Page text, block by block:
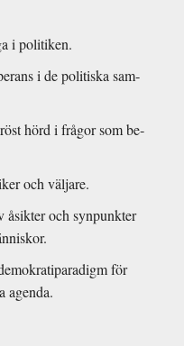
i poli­tiken.
i de poli­tiska sam­
hörd i frågor som be­
och väljare.
och syn­punk­ter
för
agenda.